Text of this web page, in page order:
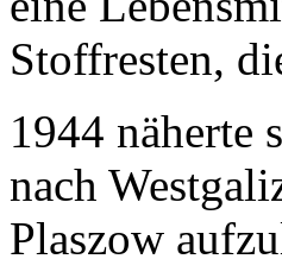
Stoffresten,
1944 näherte
nach
Plaszow